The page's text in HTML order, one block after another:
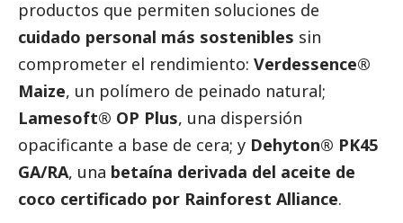
productos que permiten soluciones de
cuidado personal más sostenibles sin
comprometer el rendimiento: Verdessence®
Maize, un polímero de peinado natural;
Lamesoft® OP Plus, una dispersión
opacificante a base de cera; y Dehyton® PK45
GA/RA, una betaína derivada del aceite de
coco certificado por Rainforest Alliance.